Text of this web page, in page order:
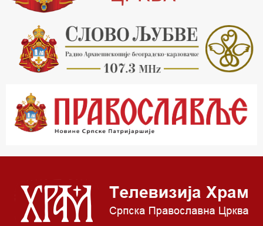
20.30 Млади у Цркви
21.03 Гугл пита
22.03 Црквена предавања и трибине
23.00 Питања и одговори
00.03 Гугл пита
01.03 Живе речи - подкаст